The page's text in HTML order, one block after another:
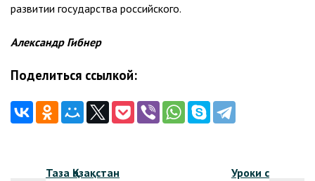
развитии государства российского.
Александр Гибнер
Поделиться ссылкой:
Таза Қазақстан
Уроки с